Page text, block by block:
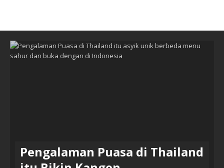
Pengalaman Puasa di Thailand